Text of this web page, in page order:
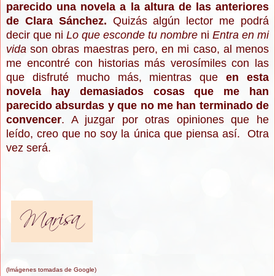
parecido una novela a la altura de las anteriores
de Clara Sánchez. Quizás algún lector me podrá
decir que ni Lo que esconde tu nombre ni Entra en mi
vida son obras maestras pero, en mi caso, al menos
me encontré con historias más verosímiles con las
que disfruté mucho más, mientras queen esta
novela hay demasiados cosas que me han
parecido absurdas y que no me han terminado de
convencer. A juzgar por otras opiniones que he
leído, creo que no soy la única que piensa así. Otra
vez será.
(Imágenes tomadas de Google)